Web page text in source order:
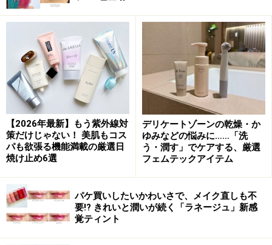
るタッチも魅力。06（terracotta sand）は、塗った瞬間
はテラコッタカラーですが、時間が経つとより赤みを帯
びる変化も楽しみの1つです。フルーティフローラルの
香り付き。
おすすめのティントリップ2：オペラ
オペラ リップティント N：05コーラルピンク（税込1650
円）
ティントルージュにオイルをミックスしたオペラのリッ
プティント。ひと塗りで染めあげたような鮮やかな色が
【2026年最新】もう紫外線対
策だけじゃない！ 美肌もコス
パも欲張る機能満載の厳選日
焼け止め6選
デリケートゾーンの乾燥・か
ゆみなどの悩みに……「洗
う・潤す」でケアする、厳選
フェムテックアイテム
パケ買いしたいかわいさで、メイク直しも不
要!? きれいと潤いが続く「ラネージュ」新感
覚ティント